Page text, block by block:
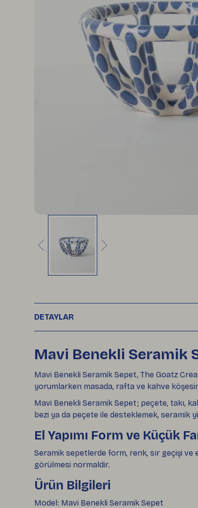
DETAYLAR
Mavi Benekli Seramik
Mavi Benekli Seramik Sepet, The Goatz
yorumlarken masada, rafta ve kahve
Mavi Benekli Seramik Sepet; peçete, takı,
bezi ya da peçete ile desteklemek, seramik
El Yapımı Form ve Küçük
Seramik sepetlerde form, renk, sır geçişi ve
görülmesi normaldir.
Ürün Bilgileri
Model: Mavi Benekli Seramik Sepet